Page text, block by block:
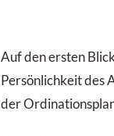
Auf den ersten
Persönlichkeit des
der